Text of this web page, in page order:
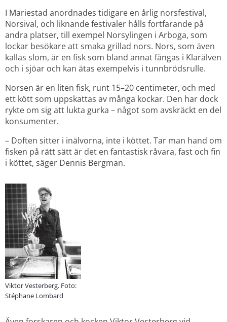
I Mariestad anordnades tidigare en årlig norsfestival,
Norsival, och liknande festivaler hålls fortfarande på
andra platser, till exempel Norsylingen i Arboga, som
lockar besökare att smaka grillad nors. Nors, som även
kallas slom, är en fisk som bland annat fångas i Klarälven
och i sjöar och kan ätas exempelvis i tunnbrödsrulle.
Norsen är en liten fisk, runt 15–20 centimeter, och med
ett kött som uppskattas av många kockar. Den har dock
rykte om sig att lukta gurka – något som avskräckt en del
konsumenter.
– Doften sitter i inälvorna, inte i köttet. Tar man hand om
fisken på rätt sätt är det en fantastisk råvara, fast och fin
i köttet, säger Dennis Bergman.
Viktor Vesterberg. Foto:
Stéphane Lombard